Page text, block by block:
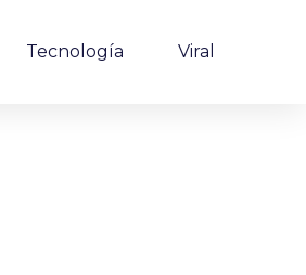
Tecnología Viral